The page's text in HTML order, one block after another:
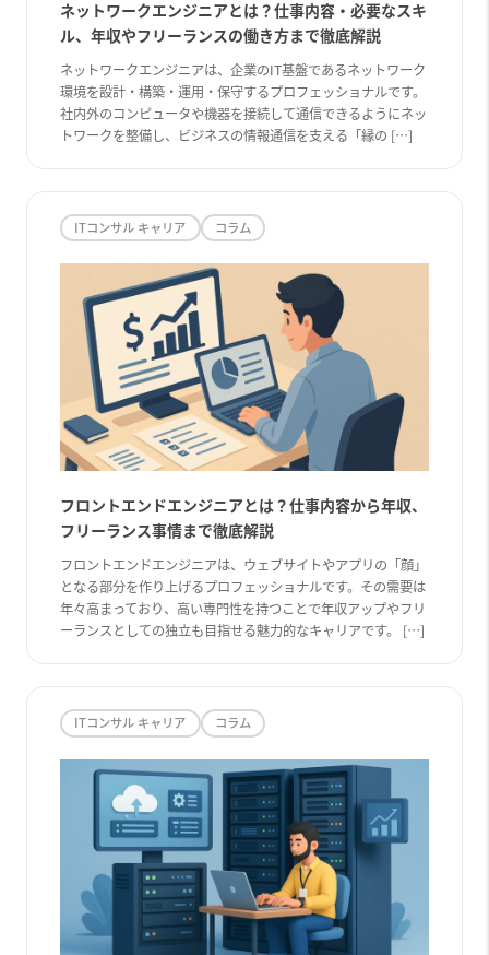
ネットワークエンジニアとは？仕事内容・必要なスキ
ル、年収やフリーランスの働き方まで徹底解説
ネットワークエンジニアは、企業のIT基盤であるネットワーク
環境を設計・構築・運用・保守するプロフェッショナルです。
社内外のコンピュータや機器を接続して通信できるようにネッ
トワークを整備し、ビジネスの情報通信を支える「縁の […]
ITコンサル キャリア コラム
フロントエンドエンジニアとは？仕事内容から年収、
フリーランス事情まで徹底解説
フロントエンドエンジニアは、ウェブサイトやアプリの「顔」
となる部分を作り上げるプロフェッショナルです。その需要は
年々高まっており、高い専門性を持つことで年収アップやフリ
ーランスとしての独立も目指せる魅力的なキャリアです。 […]
ITコンサル キャリア コラム